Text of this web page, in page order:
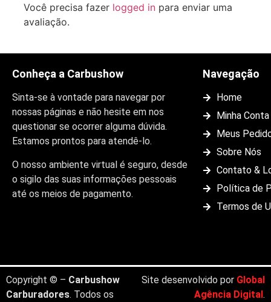
Você precisa fazer logged in para enviar uma
avaliação.
Conheça a Carbushow
Sinta-se à vontade para navegar por
nossas páginas e não hesite em nos
questionar se ocorrer alguma dúvida.
Estamos prontos para atendê-lo.
O nosso ambiente virtual é seguro, desde
o sigilo das suas informações pessoais
até os meios de pagamento.
Navegação
Home
Minha Conta
Meus
Sobre Nós
Contato &
Política de
Termos de
Copyright © – Carbushow
Carburadores. Todos os
Site desenvolvido por Global
Agência Digital.